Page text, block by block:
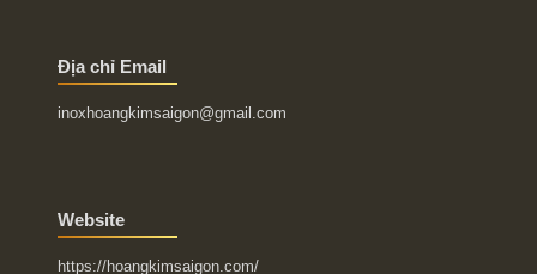
Địa chỉ Email
inoxhoangkimsaigon@gmail.com
Website
https://hoangkimsaigon.com/